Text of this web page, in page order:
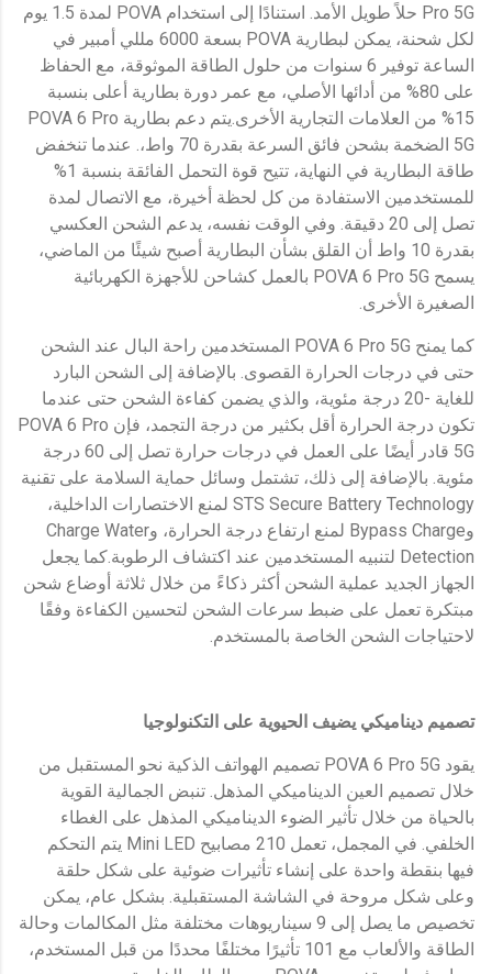
Pro 5G حلاً طويل الأمد. استنادًا إلى استخدام POVA لمدة 1.5 يوم
لكل شحنة، يمكن لبطارية POVA بسعة 6000 مللي أمبير في
الساعة توفير 6 سنوات من حلول الطاقة الموثوقة، مع الحفاظ
على 80% من أدائها الأصلي، مع عمر دورة بطارية أعلى بنسبة
15% من العلامات التجارية الأخرى.يتم دعم بطارية POVA 6 Pro
5G الضخمة بشحن فائق السرعة بقدرة 70 واط،. عندما تنخفض
طاقة البطارية في النهاية، تتيح قوة التحمل الفائقة بنسبة 1%
للمستخدمين الاستفادة من كل لحظة أخيرة، مع الاتصال لمدة
تصل إلى 20 دقيقة. وفي الوقت نفسه، يدعم الشحن العكسي
بقدرة 10 واط أن القلق بشأن البطارية أصبح شيئًا من الماضي،
يسمح POVA 6 Pro 5G بالعمل كشاحن للأجهزة الكهربائية
الصغيرة الأخرى.
كما يمنح POVA 6 Pro 5G المستخدمين راحة البال عند الشحن
حتى في درجات الحرارة القصوى. بالإضافة إلى الشحن البارد
للغاية -20 درجة مئوية، والذي يضمن كفاءة الشحن حتى عندما
تكون درجة الحرارة أقل بكثير من درجة التجمد، فإن POVA 6 Pro
5G قادر أيضًا على العمل في درجات حرارة تصل إلى 60 درجة
مئوية. بالإضافة إلى ذلك، تشتمل وسائل حماية السلامة على تقنية
STS Secure Battery Technology لمنع الاختصارات الداخلية،
وBypass Charge لمنع ارتفاع درجة الحرارة، وCharge Water
Detection لتنبيه المستخدمين عند اكتشاف الرطوبة.كما يجعل
الجهاز الجديد عملية الشحن أكثر ذكاءً من خلال ثلاثة أوضاع شحن
مبتكرة تعمل على ضبط سرعات الشحن لتحسين الكفاءة وفقًا
لاحتياجات الشحن الخاصة بالمستخدم.
تصميم ديناميكي يضيف الحيوية على التكنولوجيا
يقود POVA 6 Pro 5G تصميم الهواتف الذكية نحو المستقبل من
خلال تصميم العين الديناميكي المذهل. تنبض الجمالية القوية
بالحياة من خلال تأثير الضوء الديناميكي المذهل على الغطاء
الخلفي. في المجمل، تعمل 210 مصابيح Mini LED يتم التحكم
فيها بنقطة واحدة على إنشاء تأثيرات ضوئية على شكل حلقة
وعلى شكل مروحة في الشاشة المستقبلية. بشكل عام، يمكن
تخصيص ما يصل إلى 9 سيناريوهات مختلفة مثل المكالمات وحالة
الطاقة والألعاب مع 101 تأثيرًا مختلفًا محددًا من قبل المستخدم،